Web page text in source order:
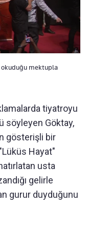
okuduğu mektupla
tiyatroyu
söyleyen Göktay,
gösterişli bir
Hayat"
usta
gelirle
gurur duyduğunu